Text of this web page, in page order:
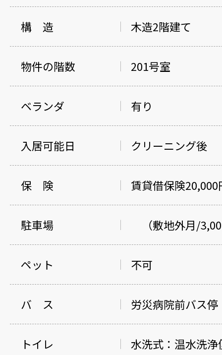
構 造 木造2階建て
物件の階数 201号室
ベランダ 有り
入居可能日 クリーニング後
保 険 賃貸借保険
駐車場 （敷地外月/
ペット 不可
バ ス 労災病院前バス
トイレ 水洗式：温水洗浄